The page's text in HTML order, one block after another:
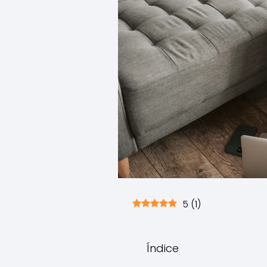
5 (1)
Índice